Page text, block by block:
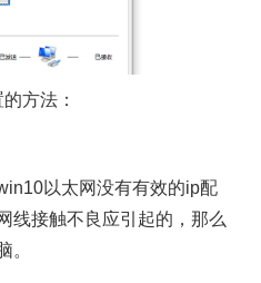
方法：
以太网没有有效的ip配
线接触不良应引起的，那么
。